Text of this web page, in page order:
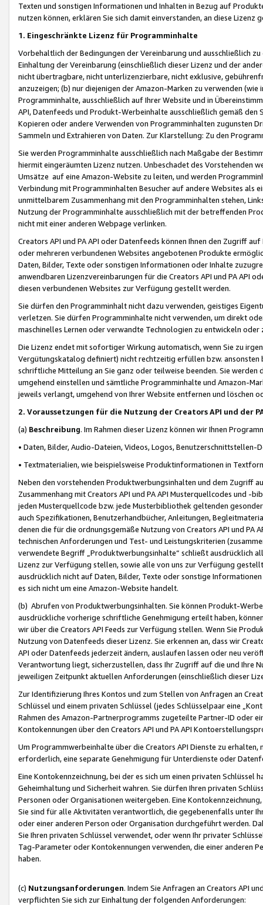
Texten und sonstigen Informationen und Inhalten in Bezug auf
nutzen können, erklären Sie sich damit einverstanden, an diese Lizenz
1. Eingeschränkte Lizenz für Programminhalte
Vorbehaltlich der Bedingungen der Vereinbarung und ausschließlich
Einhaltung der Vereinbarung (einschließlich dieser Lizenz und der
nicht übertragbare, nicht unterlizenzierbare, nicht exklusive,
anzuzeigen; (b) nur diejenigen der Amazon-Marken zu verwenden
Programminhalte, ausschließlich auf Ihrer Website und in
API, Datenfeeds und Produkt-Werbeinhalte ausschließlich gemäß
Kopieren oder andere Verwenden von Programminhalten zugunsten
Sammeln und Extrahieren von Daten. Zur Klarstellung: Zu den
Sie werden Programminhalte ausschließlich nach Maßgabe der
hiermit eingeräumten Lizenz nutzen. Unbeschadet des Vorstehenden
Umsätze auf eine Amazon-Website zu leiten, und werden
Verbindung mit Programminhalten Besucher auf andere Websites als
unmittelbarem Zusammenhang mit den Programminhalten stehen,
Nutzung der Programminhalte ausschließlich mit der betreffenden
nicht mit einer anderen Webpage verlinken.
Creators API und PA API oder Datenfeeds können Ihnen den Zugriff
oder mehreren verbundenen Websites angebotenen Produkte
Daten, Bilder, Texte oder sonstigen Informationen oder Inhalte
anwendbaren Lizenzvereinbarungen für die Creators API und PA API
diesen verbundenen Websites zur Verfügung gestellt werden.
Sie dürfen den Programminhalt nicht dazu verwenden, geistiges
verletzen. Sie dürfen Programminhalte nicht verwenden, um direkt
maschinelles Lernen oder verwandte Technologien zu entwickeln
Die Lizenz endet mit sofortiger Wirkung automatisch, wenn Sie zu
Vergütungskatalog definiert) nicht rechtzeitig erfüllen bzw. ansonsten
schriftliche Mitteilung an Sie ganz oder teilweise beenden. Sie werden
umgehend einstellen und sämtliche Programminhalte und Amazon-
jeweils verlangt, umgehend von Ihrer Website entfernen und löschen
2. Voraussetzungen für die Nutzung der Creators API und der
(a) Beschreibung. Im Rahmen dieser Lizenz können wir Ihnen
• Daten, Bilder, Audio-Dateien, Videos, Logos, Benutzerschnittstellen-
• Textmaterialien, wie beispielsweise Produktinformationen in
Neben den vorstehenden Produktwerbungsinhalten und dem Zugriff
Zusammenhang mit Creators API und PA API Musterquellcodes und
jeden Musterquellcode bzw. jede Musterbibliothek geltenden
auch Spezifikationen, Benutzerhandbücher, Anleitungen,
denen die für die ordnungsgemäße Nutzung von Creators API und PA
technischen Anforderungen und Test- und Leistungskriterien
verwendete Begriff „Produktwerbungsinhalte“ schließt ausdrücklich
Lizenz zur Verfügung stellen, sowie alle von uns zur Verfügung
ausdrücklich nicht auf Daten, Bilder, Texte oder sonstige
es sich nicht um eine Amazon-Website handelt.
(b) Abrufen von Produktwerbungsinhalten. Sie können Produkt-
ausdrückliche vorherige schriftliche Genehmigung erteilt haben,
wir über die Creators API Feeds zur Verfügung stellen. Wenn Sie
Nutzung von Datenfeeds dieser Lizenz. Sie erkennen an, dass wir
API oder Datenfeeds jederzeit ändern, auslaufen lassen oder neu
Verantwortung liegt, sicherzustellen, dass Ihr Zugriff auf die und Ihre
jeweiligen Zeitpunkt aktuellen Anforderungen (einschließlich dieser
Zur Identifizierung Ihres Kontos und zum Stellen von Anfragen an
Schlüssel und einem privaten Schlüssel (jedes Schlüsselpaar eine
Rahmen des Amazon-Partnerprogramms zugeteilte Partner-ID oder
Kontokennungen über den Creators API und PA API
Um Programmwerbeinhalte über die Creators API Dienste zu
erforderlich, eine separate Genehmigung für Unterdienste oder
Eine Kontokennzeichnung, bei der es sich um einen privaten
Geheimhaltung und Sicherheit wahren. Sie dürfen Ihren privaten
Personen oder Organisationen weitergeben. Eine
Sie sind für alle Aktivitäten verantwortlich, die gegebenenfalls unter
oder einer anderen Person oder Organisation durchgeführt werden.
Sie Ihren privaten Schlüssel verwendet, oder wenn Ihr privater
Tag-Parameter oder Kontokennungen verwenden, die einer anderen
haben.
(c) Nutzungsanforderungen. Indem Sie Anfragen an Creators API
verpflichten Sie sich zur Einhaltung der folgenden Anforderungen: